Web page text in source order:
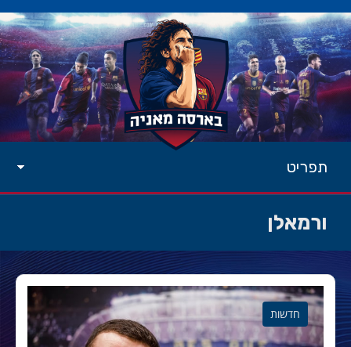
תפריט
ורמאלן
חדשות